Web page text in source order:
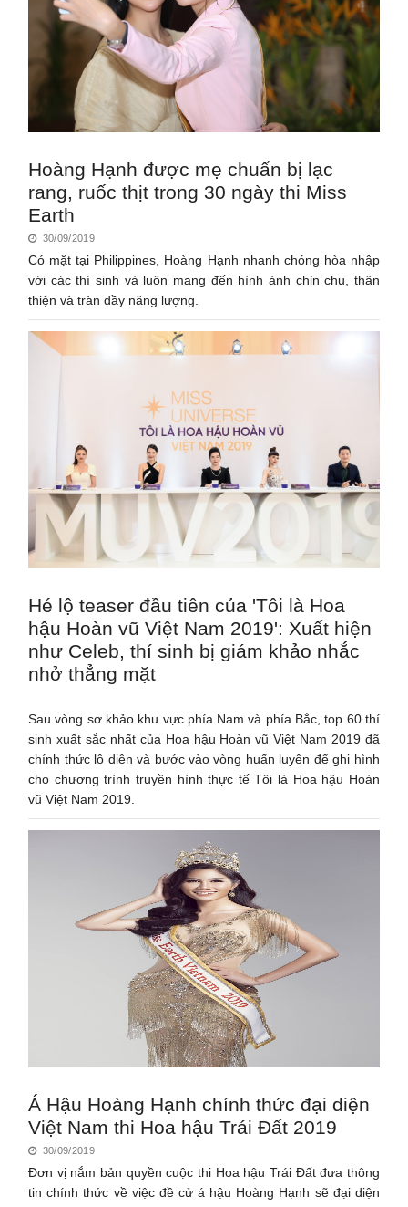
Hoàng Hạnh được mẹ chuẩn bị lạc
rang, ruốc thịt trong 30 ngày thi Miss
Earth
30/09/2019
Có mặt tại Philippines, Hoàng Hạnh nhanh chóng hòa nhập
với các thí sinh và luôn mang đến hình ảnh chỉn chu, thân
thiện và tràn đầy năng lượng.
Hé lộ teaser đầu tiên của 'Tôi là Hoa
hậu Hoàn vũ Việt Nam 2019': Xuất hiện
như Celeb, thí sinh bị giám khảo nhắc
nhở thẳng mặt
Sau vòng sơ khảo khu vực phía Nam và phía Bắc, top 60 thí
sinh xuất sắc nhất của Hoa hậu Hoàn vũ Việt Nam 2019 đã
chính thức lộ diện và bước vào vòng huấn luyện để ghi hình
cho chương trình truyền hình thực tế Tôi là Hoa hậu Hoàn
vũ Việt Nam 2019.
Á Hậu Hoàng Hạnh chính thức đại diện
Việt Nam thi Hoa hậu Trái Đất 2019
30/09/2019
Đơn vị nắm bản quyền cuộc thi Hoa hậu Trái Đất đưa thông
tin chính thức về việc đề cử á hậu Hoàng Hạnh sẽ đại diện